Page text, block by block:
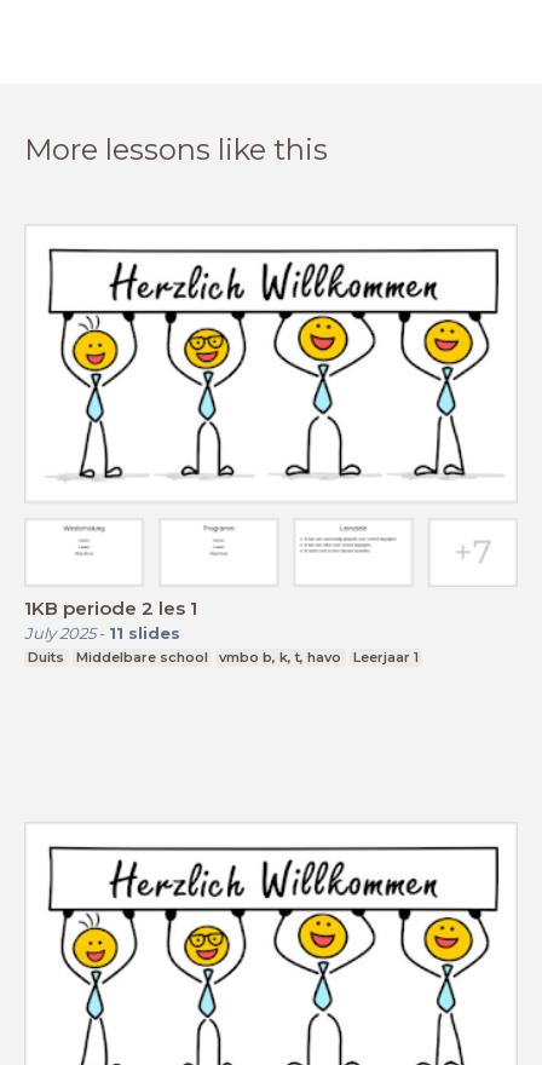
More lessons like this
1KB periode 2 les 1
July 2025- 11 slides
Duits Middelbare school vmbo b, k, t, havo Leerjaar 1